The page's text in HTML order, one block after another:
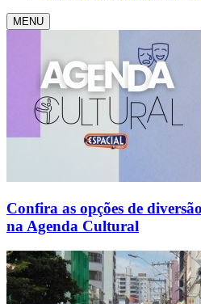
MENU
Confira as opções de
na Agenda Cultural